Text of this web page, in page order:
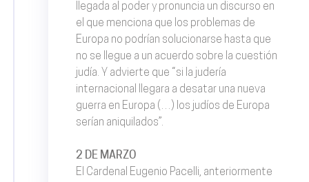
llegada al poder y pronuncia un discurso en
el que menciona que los problemas de
Europa no podrían solucionarse hasta que
no se llegue a un acuerdo sobre la cuestión
judía. Y advierte que “si la judería
internacional llegara a desatar una nueva
guerra en Europa (…) los judíos de Europa
serían aniquilados”.
2 DE MARZO
El Cardenal Eugenio Pacelli, anteriormente